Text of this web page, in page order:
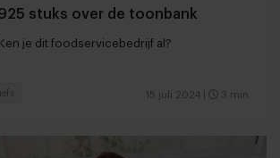
stuks over de toonbank
je dit foodservicebedrijf al?
15 juli 2024 3 min